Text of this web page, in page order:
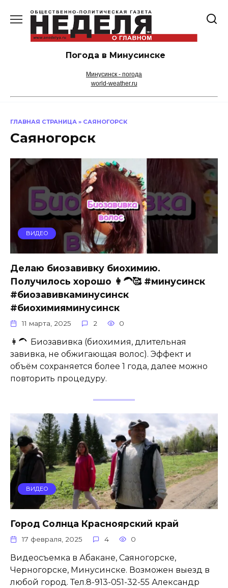
содержанию
Погода в Минусинске
Минусинск - погода
world-weather.ru
ГЛАВНАЯ СТРАНИЦА » САЯНОГОРСК
Саяногорск
ВИДЕО
Делаю биозавивку биохимию.
Получилось хорошо 👩‍🦱🥰 #минусинск
#биозавивкаминусинск
#биохимияминусинск
11 марта, 2025 2 0
👩‍🦱 Биозавивка (биохимия, длительная
завивка, не обжигающая волос). Эффект и
объём сохраняется более 1 года, далее можно
повторить процедуру.
ВИДЕО
Город Солнца Красноярский край
17 февраля, 2025 4 0
Видеосъемка в Абакане, Саяногорске,
Черногорске, Минусинске. Возможен выезд в
любой город. Тел.8-913-051-32-55 Александр